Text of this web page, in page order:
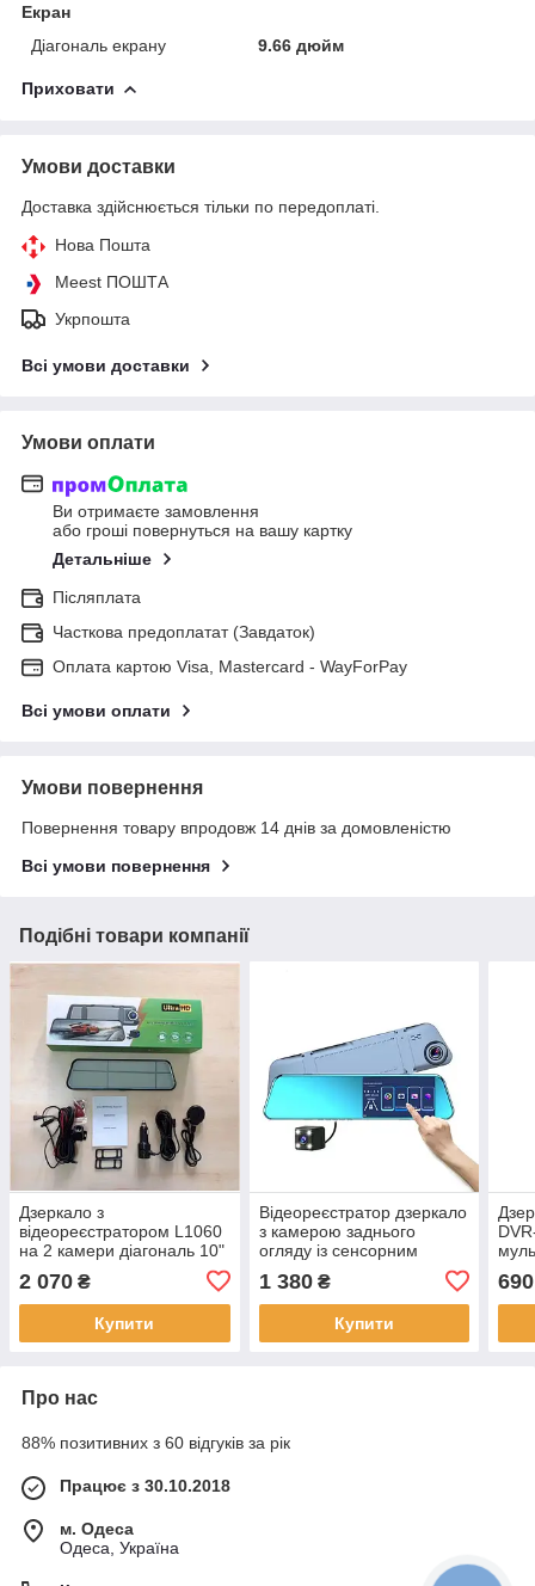
Екран
Діагональ екрану
9.66 дюйм
Приховати
Умови доставки
Доставка здійснюється тільки по передоплаті.
Нова Пошта
Meest ПОШТА
Укрпошта
Всі умови доставки
Умови оплати
Ви отримаєте замовлення
або гроші повернуться на вашу картку
Детальніше
Післяплата
Часткова предоплатат (Завдаток)
Оплата картою Visa, Mastercard - WayForPay
Всі умови оплати
Умови повернення
Повернення товару впродовж 14 днів за домовленістю
Всі умови повернення
Подібні товари компанії
Дзеркало з
відеореєстратором L1060
на 2 камери діагональ 10"
2 070 ₴
Купити
Відеореєстратор дзеркало
з камерою заднього
огляду із сенсорним
1 380₴
Купити
690
Про нас
88% позитивних з 60 відгуків за рік
Працює з 30.10.2018
м. Одеса
Одеса, Україна